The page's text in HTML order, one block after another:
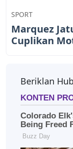
SPORT
Marquez
Cuplikan
Beriklan